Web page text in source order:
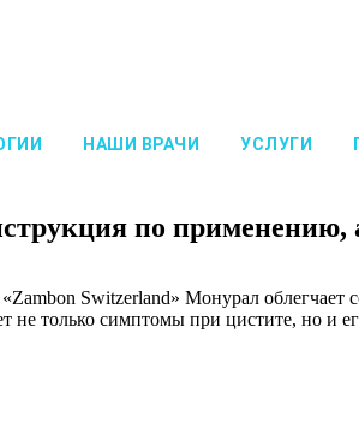
НАШИ ВРАЧИ УСЛУГИ
по применению,
Switzerland» Монурал
не только симптомы при цистите, но и